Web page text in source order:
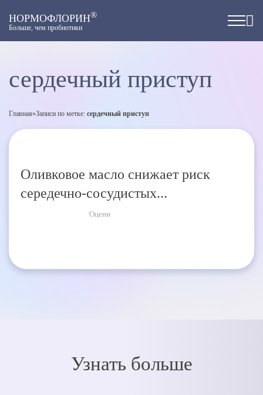
НОРМОФЛОРИН®
Больше, чем пробиотики
сердечный приступ
Главная»Записи по метке: сердечный приступ
Оливковое масло снижает риск
середечно-сосудистых...
Оцени
Узнать больше